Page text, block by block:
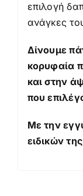
επιλογή
ανάγκες
Δίνουμε
κορυφαία
και στην
που
Με την
ειδικών